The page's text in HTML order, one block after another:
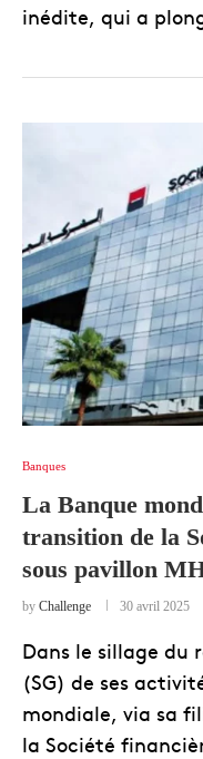
inédite, qui a
Banques
La Banque
transition de la
sous pavillon
by Challenge 30 avril 2025
Dans le sillage du
(SG) de ses
mondiale, via sa
la Société